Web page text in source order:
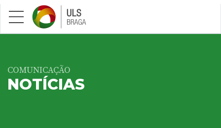
Saltar para conteúdo principal
COMUNICAÇÃO
NOTÍCIAS